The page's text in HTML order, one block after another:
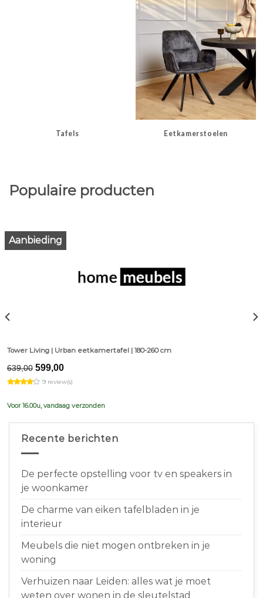
Tafels Eetkamerstoelen
Populaire producten
Aanbieding
Tower Living | Urban eetkamertafel | 180-260 cm
639,00 Original
price
was:
599,00Current
is:
9 review(s)
Voor 16.00u, vandaag verzonden
Recente berichten
De perfecte opstelling voor tv en speakers in
je woonkamer
De charme van eiken tafelbladen in je
interieur
Meubels die niet mogen ontbreken in je
woning
Verhuizen naar Leiden: alles wat je moet
weten over wonen in de sleutelstad